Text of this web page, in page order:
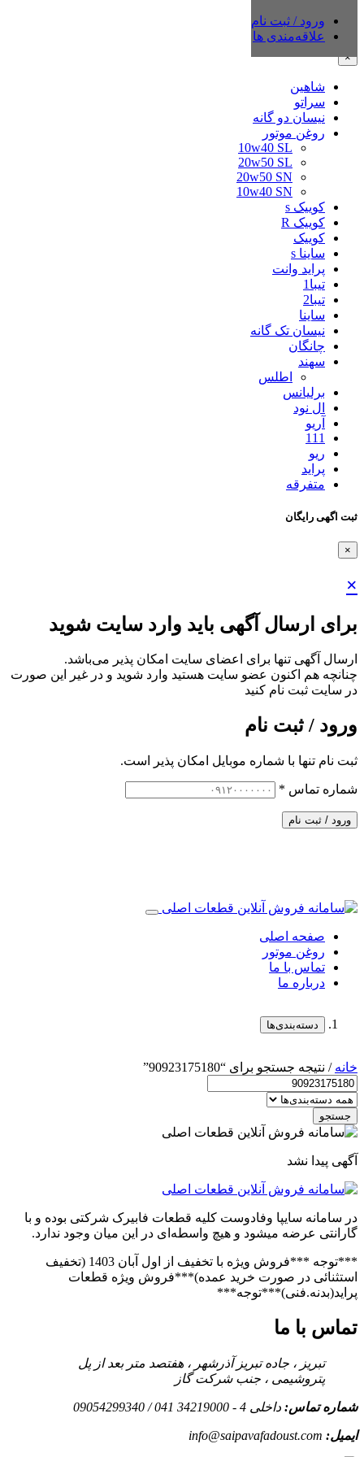
دسته‌بندی‌ها
×
شاهین
سراتو
نیسان دو گانه
روغن موتور
10w40 SL
20w50 SL
20w50 SN
10w40 SN
کوییک s
کوییک R
کوییک
ساینا s
پراید وانت
تیبا1
تیبا2
ساینا
نیسان تک گانه
چانگان
سهند
اطلس
برلیانس
ال نود
آریو
111
ریو
پراید
متفرقه
ثبت اگهی رایگان
×
×
برای ارسال آگهی باید وارد سایت شوید
ارسال آگهی تنها برای اعضای سایت امکان پذیر می‌باشد.
چنانچه هم‌ اکنون عضو سایت هستید وارد شوید و در غیر این صورت
در سایت ثبت نام کنید
ورود / ثبت نام
ثبت نام تنها با شماره موبایل امکان پذیر است.
شماره تماس *
ورود / ثبت نام
ورود / ثبت نام
علاقه‌مندی ها
صفحه اصلی
روغن موتور
تماس با ما
درباره ما
دسته‌بندی‌ها
خانه / نتیجه جستجو برای “90923175180”
جستجو
آگهی پیدا نشد
در سامانه سایپا وفادوست کلیه قطعات فابیرک شرکتی بوده و با
گارانتی عرضه میشود و هیچ واسطه‌ای در این میان وجود ندارد.
***توجه ***فروش ویژه با تخفیف از اول آبان 1403 (تخفیف
استثنائی در صورت خرید عمده)***فروش ویژه قطعات
پراید(بدنه.فنی)***توجه***
تماس با ما
تبریز ، جاده تبریز آذرشهر ، هفتصد متر بعد از پل
پتروشیمی ، جنب شرکت گاز
شماره تماس: داخلی 4 - 34219000 041 / 09054299340
ایمیل: info@saipavafadoust.com